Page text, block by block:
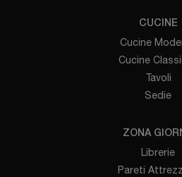
CUCINE
Cucine
Cucine
Tavoli
Sedie
ZONA
Librerie
Pareti